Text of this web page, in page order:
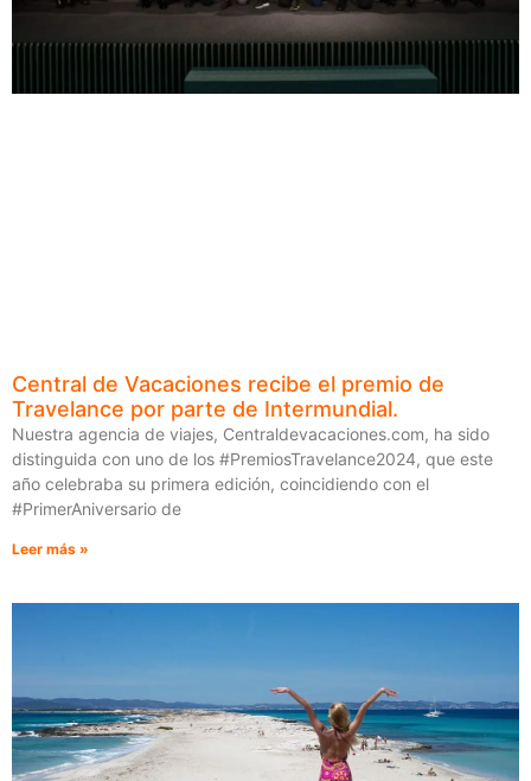
Central de Vacaciones recibe el premio de
Travelance por parte de Intermundial.
Nuestra agencia de viajes, Centraldevacaciones.com, ha sido
distinguida con uno de los #PremiosTravelance2024, que este
año celebraba su primera edición, coincidiendo con el
#PrimerAniversario de
Leer más »